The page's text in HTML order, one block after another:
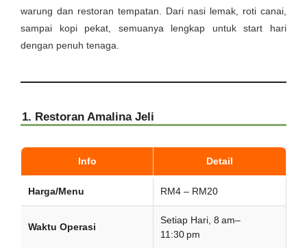
warung dan restoran tempatan. Dari nasi lemak, roti canai,
sampai kopi pekat, semuanya lengkap untuk start hari
dengan penuh tenaga.
1. Restoran Amalina Jeli
Info Detail
Harga/Menu RM4 – RM20
Waktu Operasi
Setiap Hari, 8 am–
11:30 pm